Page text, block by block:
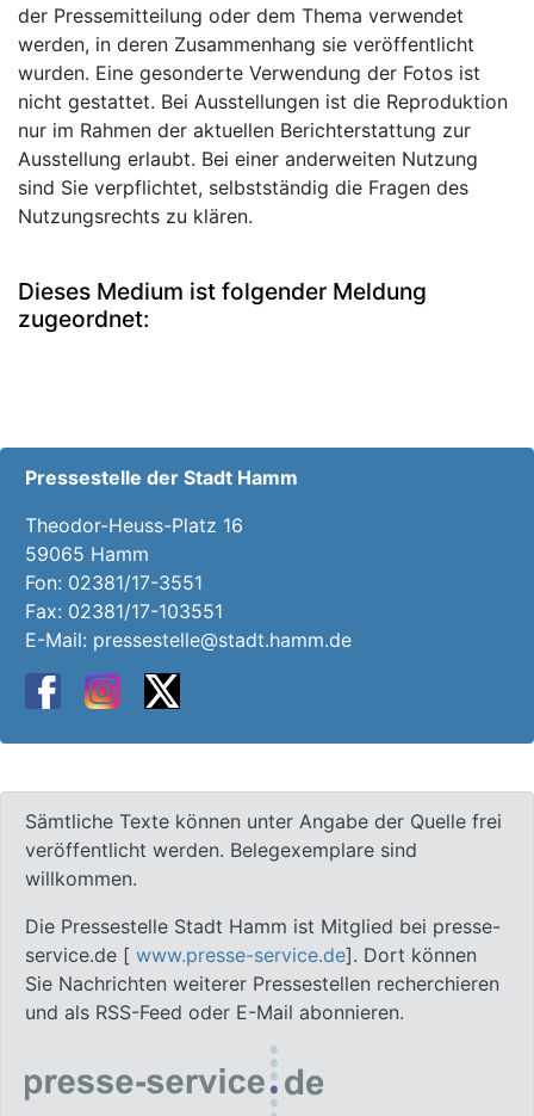
der Pressemitteilung oder dem Thema verwendet
werden, in deren Zusammenhang sie veröffentlicht
wurden. Eine gesonderte Verwendung der Fotos ist
nicht gestattet. Bei Ausstellungen ist die Reproduktion
nur im Rahmen der aktuellen Berichterstattung zur
Ausstellung erlaubt. Bei einer anderweiten Nutzung
sind Sie verpflichtet, selbstständig die Fragen des
Nutzungsrechts zu klären.
Dieses Medium ist folgender Meldung
zugeordnet:
Pressestelle der Stadt Hamm
Theodor-Heuss-Platz 16
59065 Hamm
Fon: 02381/17-3551
Fax: 02381/17-103551
E-Mail: pressestelle@stadt.hamm.de
Sämtliche Texte können unter Angabe der Quelle frei
veröffentlicht werden. Belegexemplare sind
willkommen.
Die Pressestelle Stadt Hamm ist Mitglied bei presse-
service.de [ www.presse-service.de]. Dort können
Sie Nachrichten weiterer Pressestellen recherchieren
und als RSS-Feed oder E-Mail abonnieren.